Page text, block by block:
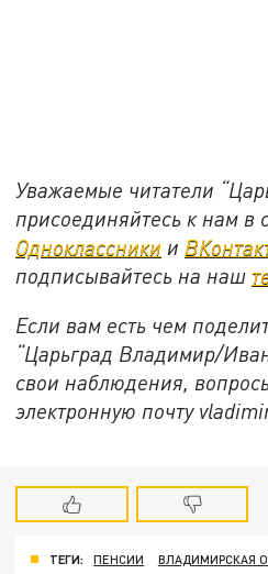
Уважаемые читатели
присоединяйтесь к нам в
Одноклассники и
подписывайтесь на наш
Если вам есть чем
“Царьград Владимир/
свои наблюдения,
электронную почту
ТЕГИ: ПЕНСИИ ВЛАДИМИРСКАЯ